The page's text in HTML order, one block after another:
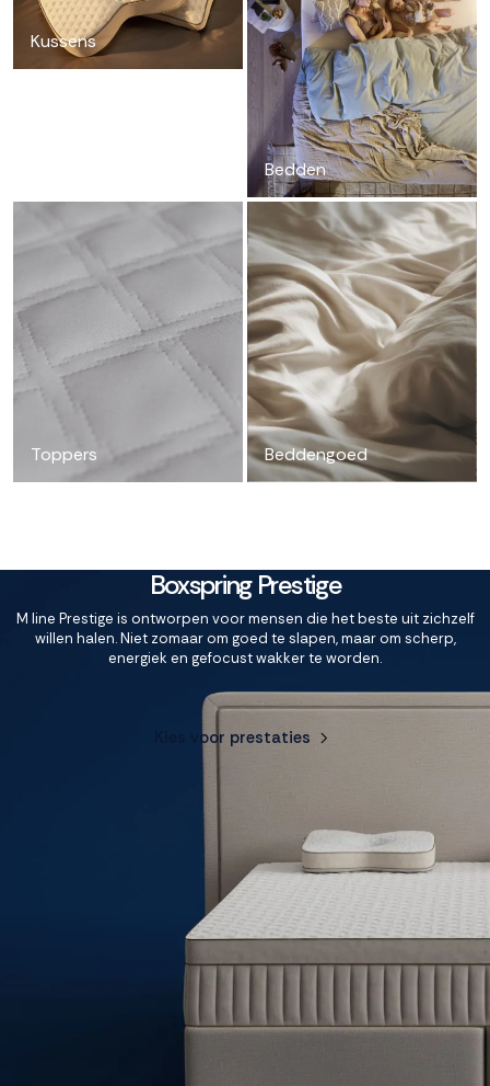
Kussens
Bedden
Toppers Beddengoed
Boxspring Prestige
M line Prestige is ontworpen voor mensen die het beste uit zichzelf
willen halen. Niet zomaar om goed te slapen, maar om scherp,
energiek en gefocust wakker te worden.
Kies voor prestaties